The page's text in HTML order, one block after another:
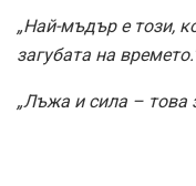
„Най-мъдър е този,
загубата на
„Лъжа и сила – това